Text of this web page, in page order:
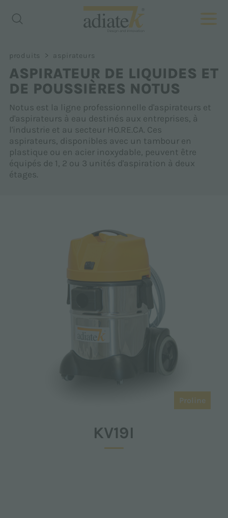
produits > aspirateurs
ASPIRATEUR DE LIQUIDES ET
DE POUSSIÈRES NOTUS
Notus est la ligne professionnelle d'aspirateurs et
d'aspirateurs à eau destinés aux entreprises, à
l'industrie et au secteur HO.RE.CA. Ces
aspirateurs, disponibles avec un tambour en
plastique ou en acier inoxydable, peuvent être
équipés de 1, 2 ou 3 unités d'aspiration à deux
étages.
Proline
KV19I